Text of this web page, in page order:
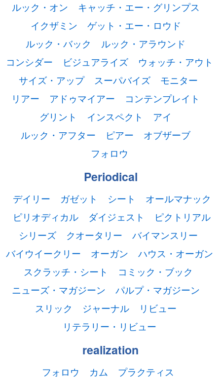
ルック・オン
キャッチ・エー・グリンプス
イクザミン
ゲット・エー・ロウド
ルック・バック
ルック・アラウンド
コンシダー
ビジュアライズ
ウォッチ・アウト
サイズ・アップ
スーパバイズ
モニター
リアー
アドゥマイアー
コンテンプレイト
グリント
インスペクト
アイ
ルック・アフター
ピアー
オブザーブ
フォロウ
Periodical
デイリー ガゼット シート
オールマナック
ピリオディカル
ダイジェスト
ピクトリアル
シリーズ
クオータリー
バイマンスリー
バイウイークリー
オーガン
ハウス・オーガン
スクラッチ・シート
コミック・ブック
ニューズ・マガジーン
パルプ・マガジーン
スリック
ジャーナル
リビュー
リテラリー・リビュー
realization
フォロウ カム プラクティス